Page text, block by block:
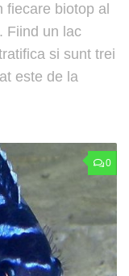
fiecare biotop al
Fiind un lac
si sunt trei
este de la
0